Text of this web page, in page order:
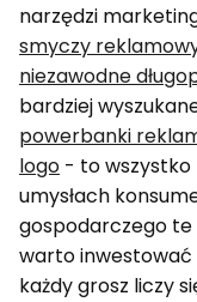
narzędzi
smyczy
niezawodne
bardziej
powerbanki
logo - to
umysłach
gospodarczego te
warto inwestować
każdy grosz liczy